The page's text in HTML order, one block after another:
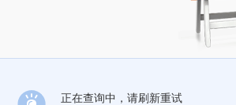
正在查询中，请刷新重试